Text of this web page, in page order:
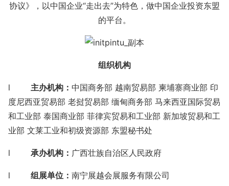
协议》，以中国企业“走出去”为特色，做中国企业投资东盟
的平台。
组织机构
l 主办机构： 中国商务部 越南贸易部 柬埔寨商业部 印
度尼西亚贸易部 老挝贸易部 缅甸商务部 马来西亚国际贸易
和工业部 泰国商业部 菲律宾贸易和工业部 新加坡贸易和工
业部 文莱工业和初级资源部 东盟秘书处
l 承办机构： 广西壮族自治区人民政府
l 组展单位： 南宁展越会展服务有限公司